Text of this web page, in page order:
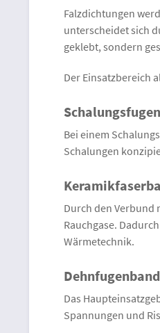
Falzdichtungen
unterscheidet sich
geklebt, sondern
Der Einsatzbereich
Bei einem
Schalungen
Durch den Verbund
Rauchgase.
Wärmetechnik.
Das
Spannungen und